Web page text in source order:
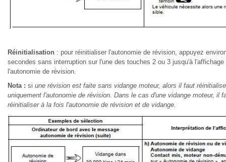
Réinitialisation : pour réinitialiser l'autonomie de révision, appuyez
secondes sans interruption sur l'une des touches 2 ou 3 jusqu'à l'affichage
l'autonomie de révision.
Nota : si une révision est faite sans vidange moteur, alors il faut
uniquement l'autonomie de révision. Dans le cas d'une vidange moteur, il
réinitialiser à la fois l'autonomie de révision et de vidange.